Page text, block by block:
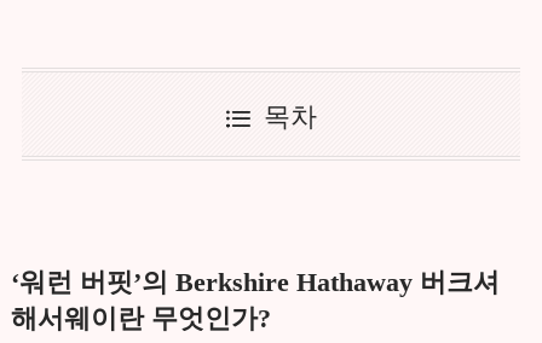
목차
‘워런 버핏’의 Berkshire Hathaway 버크셔
해서웨이란 무엇인가?